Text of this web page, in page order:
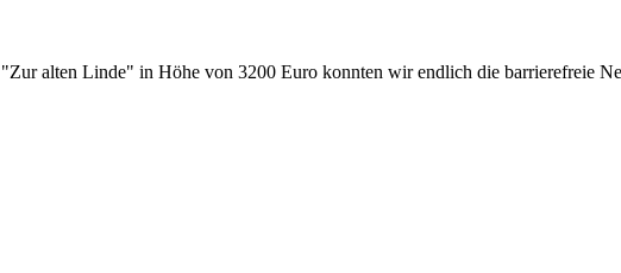
alten Linde" in Höhe von 3200 Euro konnten wir endlich die barrierefreie